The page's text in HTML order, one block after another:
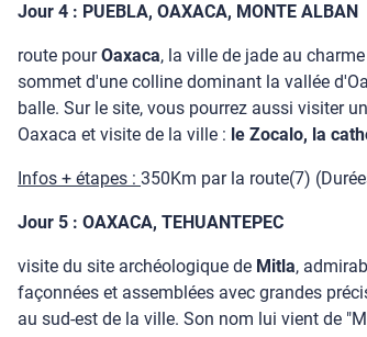
Jour 4 : PUEBLA, OAXACA, MONTE ALBAN
route pourOaxaca, la ville de jade au
sommet d'une colline dominant la vallée
balle. Sur le site, vous pourrez aussi visiter
Oaxaca et visite de la ville : le Zocalo, la
Infos + étapes : 350Km par la route(7)
Jour 5 : OAXACA, TEHUANTEPEC
visite du site archéologique de Mitla,
façonnées et assemblées avec grandes
au sud-est de la ville. Son nom lui vient de